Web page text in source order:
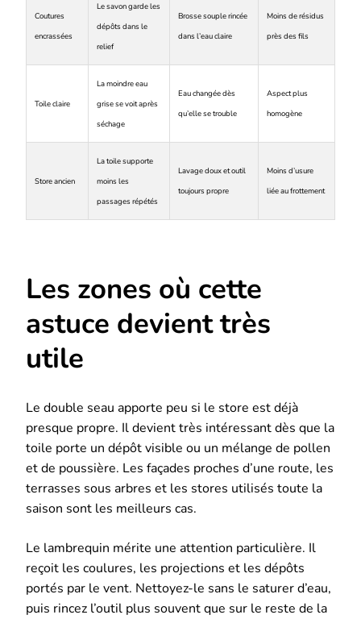
Coutures
encrassées
Le savon garde les
dépôts dans le
relief
Brosse souple rincée
dans l’eau claire
Moins de résidus
près des fils
Toile claire
La moindre eau
grise se voit après
séchage
Eau changée dès
qu’elle se trouble
Aspect plus
homogène
Store ancien
La toile supporte
moins les
passages répétés
Lavage doux et outil
toujours propre
Moins d’usure
liée au frottement
Les zones où cette
astuce devient très
utile
Le double seau apporte peu si le store est déjà
presque propre. Il devient très intéressant dès que la
toile porte un dépôt visible ou un mélange de pollen
et de poussière. Les façades proches d’une route, les
terrasses sous arbres et les stores utilisés toute la
saison sont les meilleurs cas.
Le lambrequin mérite une attention particulière. Il
reçoit les coulures, les projections et les dépôts
portés par le vent. Nettoyez-le sans le saturer d’eau,
puis rincez l’outil plus souvent que sur le reste de la